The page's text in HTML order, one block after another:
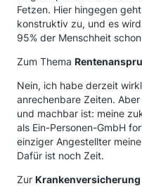
Fetzen. Hier hingegen
konstruktiv zu, und es
95% der Menschheit
Zum Thema
Nein, ich habe derzeit
anrechenbare Zeiten.
und machbar ist: meine
als Ein-Personen-GmbH
einziger Angestellter
Dafür ist noch Zeit.
Zur Krankenversicherung